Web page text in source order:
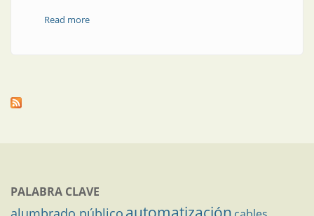
Read moreabout Climatización en tableros eléctricos
PALABRA CLAVE